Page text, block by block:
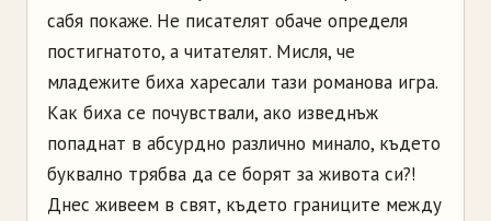
сабя покаже. Не писателят обаче определя
постигнатото, а читателят. Мисля, че
младежите биха харесали тази романова игра.
Как биха се почувствали, ако изведнъж
попаднат в абсурдно различно минало, където
буквално трябва да се борят за живота си?!
Днес живеем в свят, където границите между